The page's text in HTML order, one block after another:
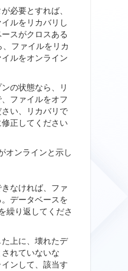
必要とすれば、
ルをリカバリし
スがクロスある
ファイルをリカ
ルをオンライン
の状態なら、リ
ファイルをオフ
い、リカバリで
正してください
オンラインと示し
なければ、ファ
データベースを
繰り返してくださ
上に、壊れたデ
れていないな
ンして、該当す